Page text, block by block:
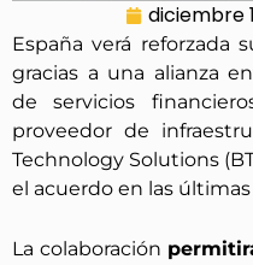
diciembre
España verá reforzada
gracias a una alianza
de servicios
proveedor de
Technology Solutions
el acuerdo en las últimas
La colaboración